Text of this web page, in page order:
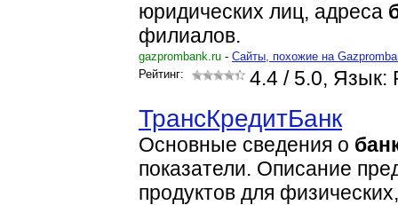
юридических лиц, адреса
филиалов.
gazprombank.ru - Cайты, похожие на
Рейтинг:
4.4 / 5.0, Язык:
ТрансКредитБанк
Основные сведения о
показатели. Описание
продуктов для